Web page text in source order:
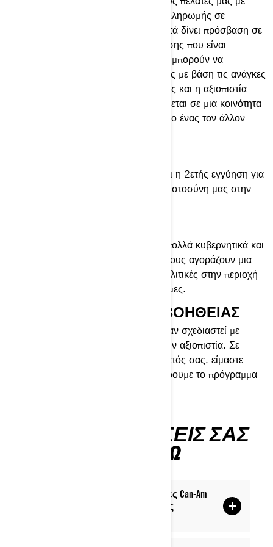
μοτοσικλέτες Can-Am. Αυτή η κάρτα πληρωμής σε
συνδυασμό με μια εφαρμογή για κινητά δίνει πρόσβαση σε
750.000 δημόσιους σταθμούς φόρτισης που είναι
διαθέσιμοι στην Ευρώπη. Οι χρήστες μπορούν να
σχεδιάσουν την ιδανική διαδρομή τους με βάση τις ανάγκες
και τις προτιμήσεις φόρτισης. Το εύρος και η αξιοπιστία
των δεδομένων του Chargemap εδράζεται σε μια κοινότητα
2.342.431 οδηγών EV που βοηθούν ο ένας τον άλλον
Η 5ετής εγγύηση για την μπαταρία και η 2ετής εγγύηση για
τη μοτοσικλέτα αποδεικνύουν την εμπιστοσύνη μας στην
Ανάλογα με τον τόπο διαμονής σας, πολλά κυβερνητικά και
άλλα κίνητρα είναι προσβάσιμα σε όσους αγοράζουν μια
ηλεκτρική μοτοσικλέτα. Ελέγξτε τις πολιτικές στην περιοχή
σας και κάντε αίτηση αν είναι διαθέσιμες.
ΠΡΌΓΡΑΜΜΑ ΟΔΙΚΉΣ ΒΟΉΘΕΙΑΣ
Τα μοντέλα μοτοσικλετών Can-Am είχαν σχεδιαστεί με
ιδιαίτερη έμφαση στην ποιότητα και την αξιοπιστία. Σε
περίπτωση ακινητοποίησης του οχήματός σας, είμαστε
στην ευχάριστη θέση να σας προσφέρουμε το πρόγραμμα
ΌΛΕΣ ΟΙ ΕΡΩΤΉΣΕΙΣ ΣΑΣ
ΑΠΑΝΤΏΝΤΑΙ ΕΔΏ
Είναι οι ηλεκτρικές μοτοσικλέτες Can-Am
Pulse επιλέξιμες για φορολογικές